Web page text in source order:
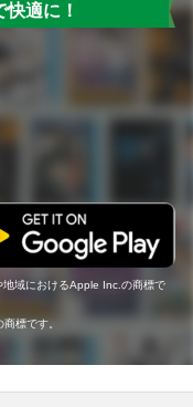
適に！
域におけるApple Inc.の商標で
標です。